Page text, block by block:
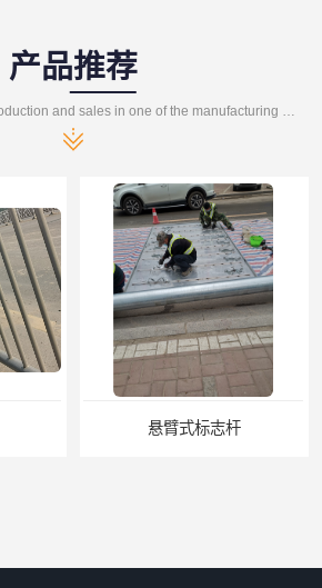
产品推荐
Development, design, production and sales in one of the manufacturing enterprises
悬臂式标志杆